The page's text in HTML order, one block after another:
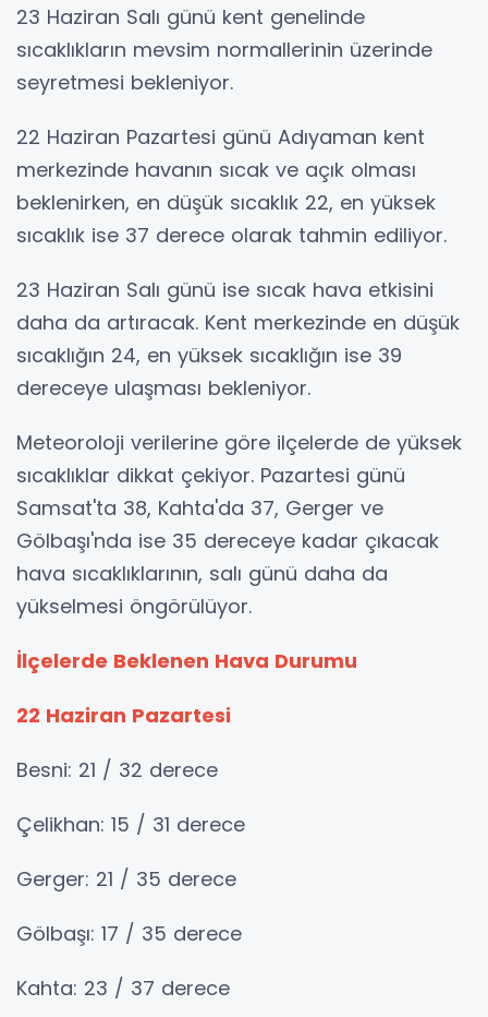
23 Haziran Salı günü kent genelinde
sıcaklıkların mevsim normallerinin üzerinde
seyretmesi bekleniyor.
22 Haziran Pazartesi günü Adıyaman kent
merkezinde havanın sıcak ve açık olması
beklenirken, en düşük sıcaklık 22, en yüksek
sıcaklık ise 37 derece olarak tahmin ediliyor.
23 Haziran Salı günü ise sıcak hava etkisini
daha da artıracak. Kent merkezinde en düşük
sıcaklığın 24, en yüksek sıcaklığın ise 39
dereceye ulaşması bekleniyor.
Meteoroloji verilerine göre ilçelerde de yüksek
sıcaklıklar dikkat çekiyor. Pazartesi günü
Samsat'ta 38, Kahta'da 37, Gerger ve
Gölbaşı'nda ise 35 dereceye kadar çıkacak
hava sıcaklıklarının, salı günü daha da
yükselmesi öngörülüyor.
İlçelerde Beklenen Hava Durumu
22 Haziran Pazartesi
Besni: 21 / 32 derece
Çelikhan: 15 / 31 derece
Gerger: 21 / 35 derece
Gölbaşı: 17 / 35 derece
Kahta: 23 / 37 derece